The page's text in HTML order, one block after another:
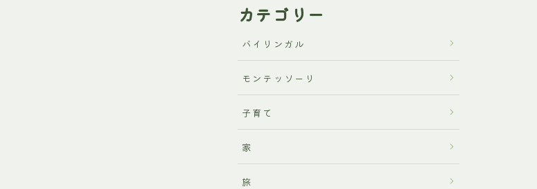
カテゴリー
バイリンガル
モンテッソーリ
子育て
家
旅